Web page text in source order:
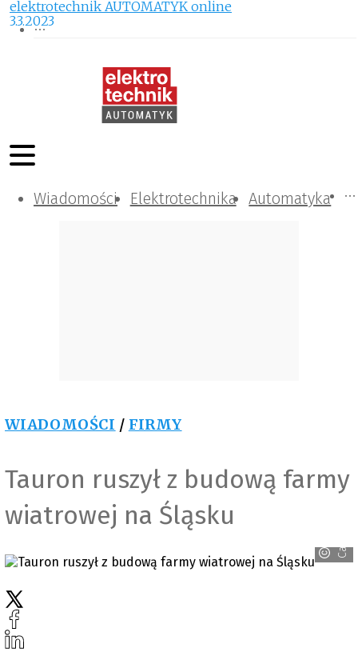
Wiadomości Elektrotechnika Automatyka
Komunikacja i IT
Kontrola
Tematy specjalne
WIADOMOŚCI / FIRMY
Tauron ruszył z budową farmy
wiatrowej na Śląsku
Canva
elektrotechnik AUTOMATYK online
3.3.2023